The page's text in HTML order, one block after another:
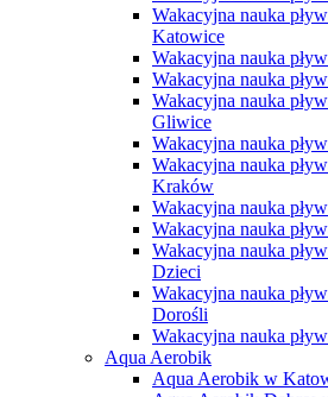
Wakacyjna nauka
Katowice
Wakacyjna nauka
Wakacyjna nauka
Wakacyjna nauka
Gliwice
Wakacyjna nauka
Wakacyjna nauka
Kraków
Wakacyjna nauka
Wakacyjna nauka
Wakacyjna nauka
Dzieci
Wakacyjna nauka
Dorośli
Wakacyjna nauka
Aqua Aerobik
Aqua Aerobik w